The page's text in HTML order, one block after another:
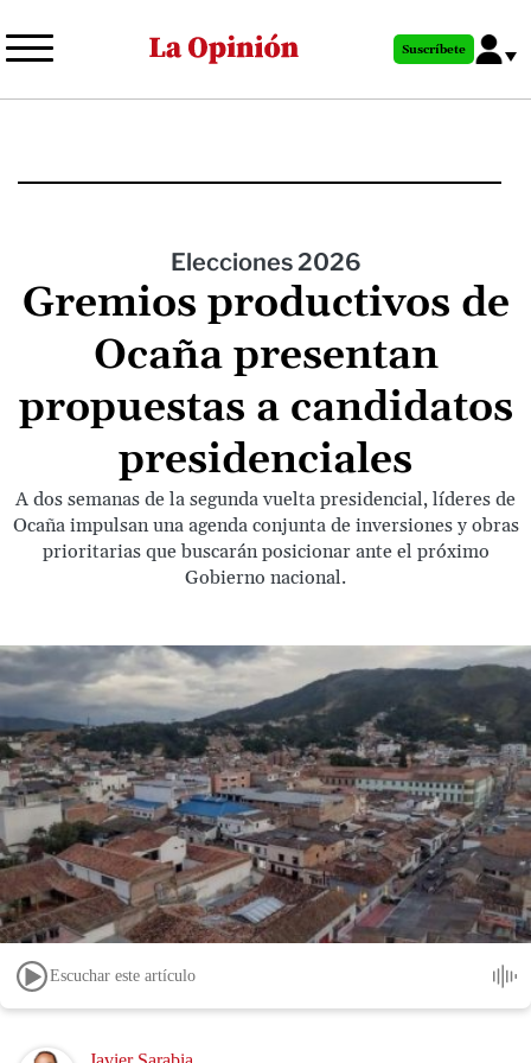
al
principal
Suscríbete
Elecciones 2026
Gremios productivos de
Ocaña presentan
propuestas a candidatos
presidenciales
A dos semanas de la segunda vuelta presidencial, líderes de
Ocaña impulsan una agenda conjunta de inversiones y obras
prioritarias que buscarán posicionar ante el próximo
Gobierno nacional.
Escuchar este artículo